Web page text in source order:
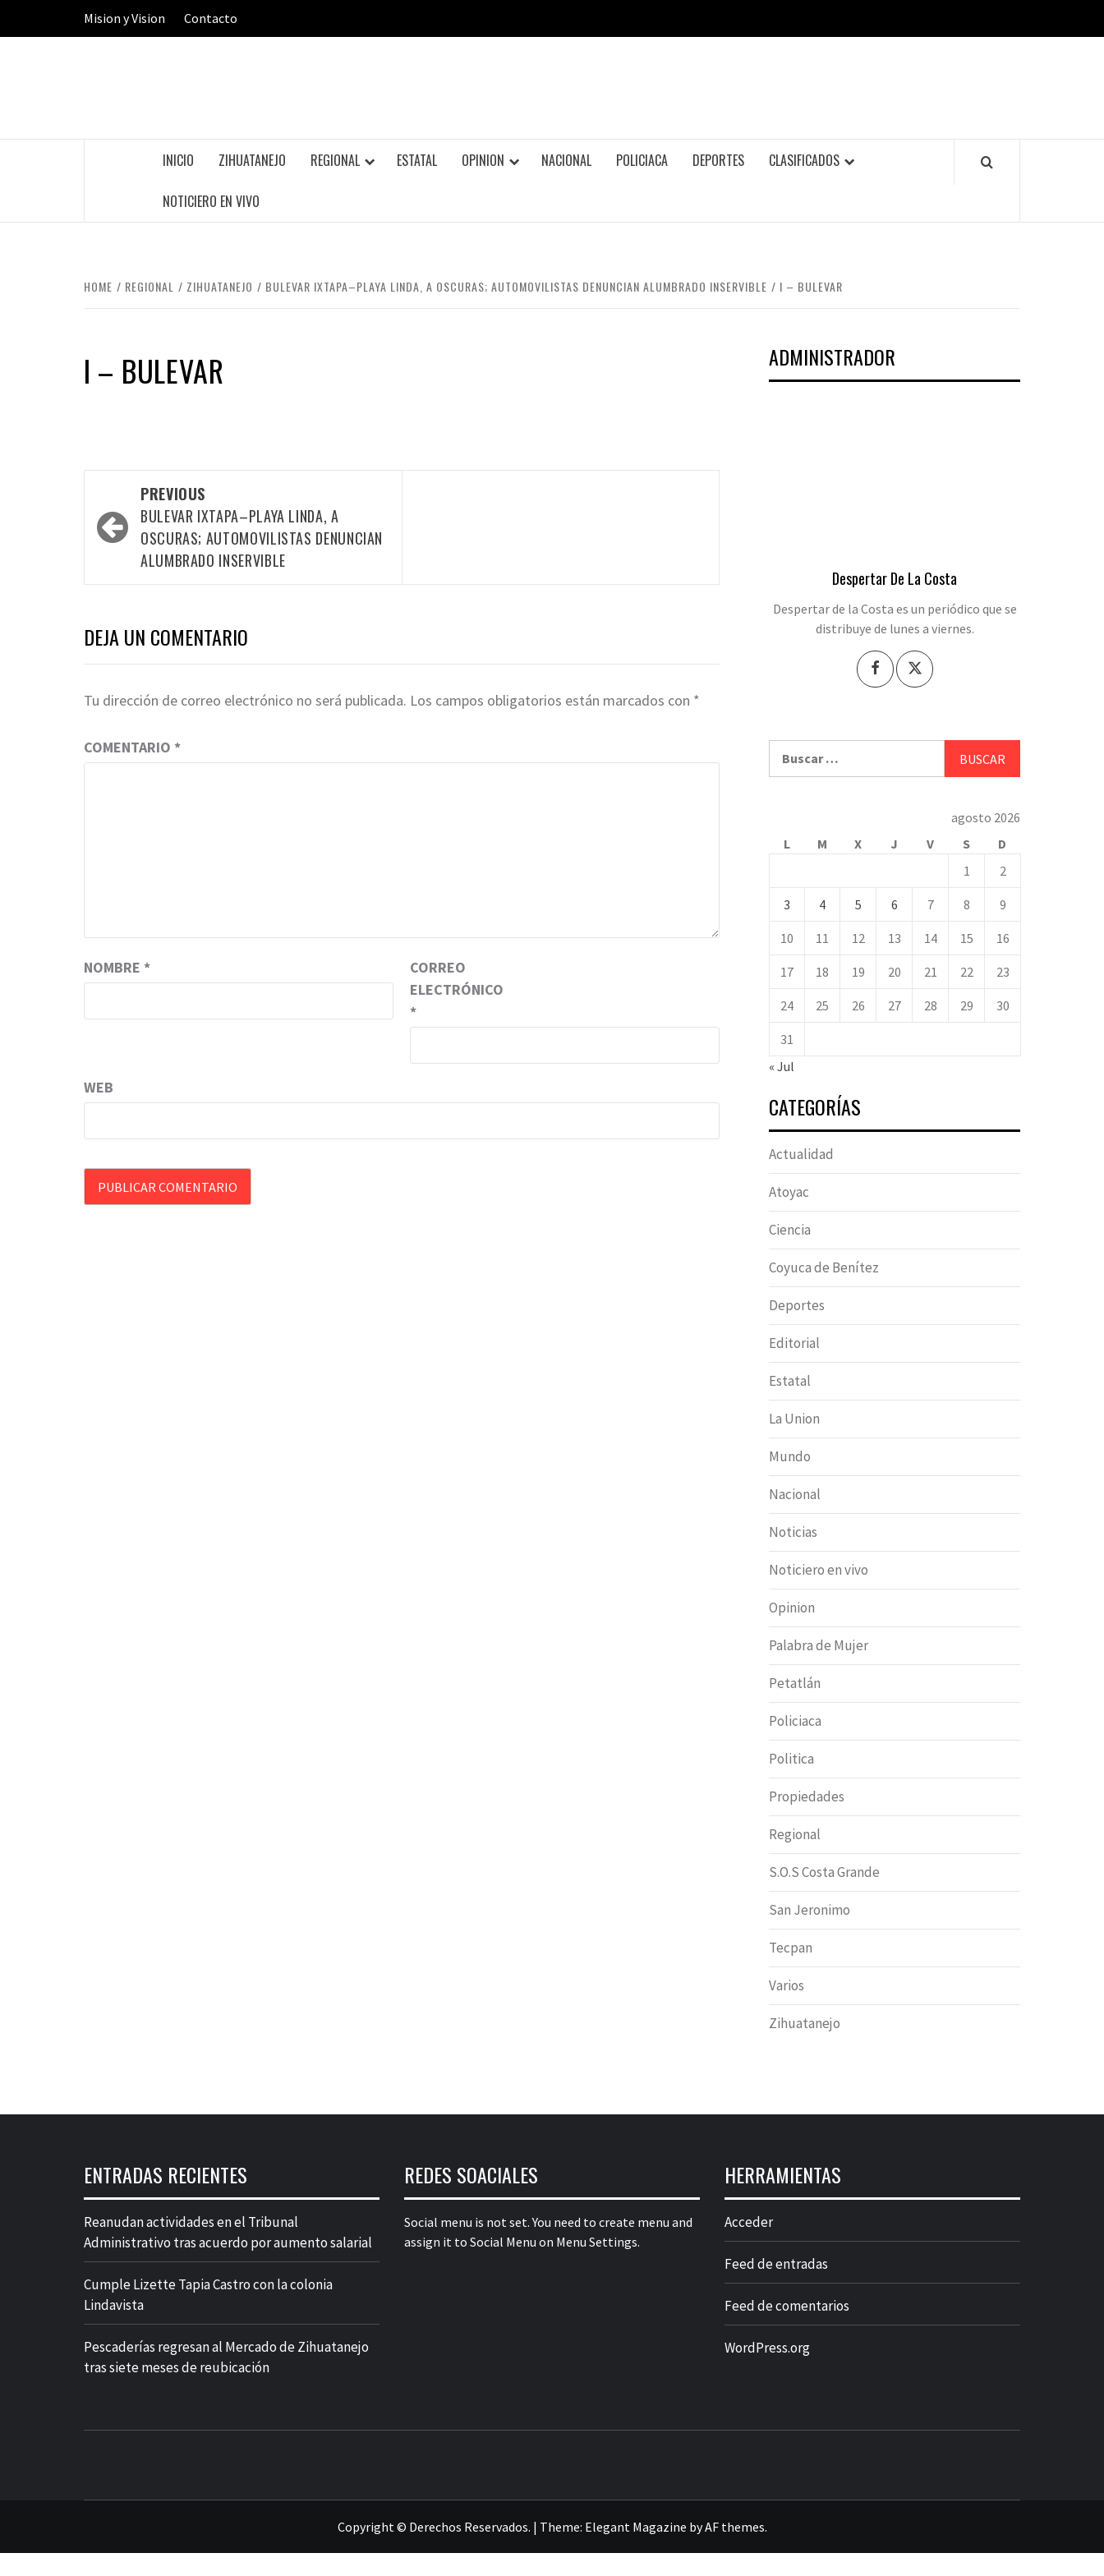
Mision y Vision Contacto
INICIO ZIHUATANEJO REGIONAL ESTATAL OPINION NACIONAL POLICIACA DEPORTES CLASIFICADOS
NOTICIERO EN VIVO
HOME REGIONAL ZIHUATANEJO BULEVAR IXTAPA–PLAYA LINDA, A OSCURAS; AUTOMOVILISTAS DENUNCIAN ALUMBRADO INSERVIBLE I – BULEVAR
I – BULEVAR
navigation
PREVIOUS
BULEVAR IXTAPA–PLAYA LINDA, A
OSCURAS; AUTOMOVILISTAS DENUNCIAN
ALUMBRADO INSERVIBLE
DEJA UN COMENTARIO
Tu dirección de correo electrónico no será publicada. Los campos obligatorios están marcados con *
COMENTARIO *
NOMBRE *
CORREO
ELECTRÓNICO
*
WEB
ADMINISTRADOR
Despertar De La Costa
Despertar de la Costa es un periódico que se
distribuye de lunes a viernes.
agosto 2026
L
M X J V S
D
1
2
3 4 5 6 7 8 9
10 11 12 13 14 15 16
17 18 19 20 21 22 23
24 25 26 27 28 29 30
31
« Jul
CATEGORÍAS
Actualidad
Atoyac
Ciencia
Coyuca de Benítez
Deportes
Editorial
Estatal
La Union
Mundo
Nacional
Noticias
Noticiero en vivo
Opinion
Palabra de Mujer
Petatlán
Policiaca
Politica
Propiedades
Regional
S.O.S Costa Grande
San Jeronimo
Tecpan
Varios
Zihuatanejo
ENTRADAS RECIENTES
Reanudan actividades en el Tribunal
Administrativo tras acuerdo por aumento salarial
Cumple Lizette Tapia Castro con la colonia
Lindavista
Pescaderías regresan al Mercado de Zihuatanejo
tras siete meses de reubicación
REDES SOACIALES
Social menu is not set. You need to create menu and
assign it to Social Menu on Menu Settings.
HERRAMIENTAS
Acceder
Feed de entradas
Feed de comentarios
WordPress.org
Copyright © Derechos Reservados. | Theme: Elegant Magazine byAF themes.